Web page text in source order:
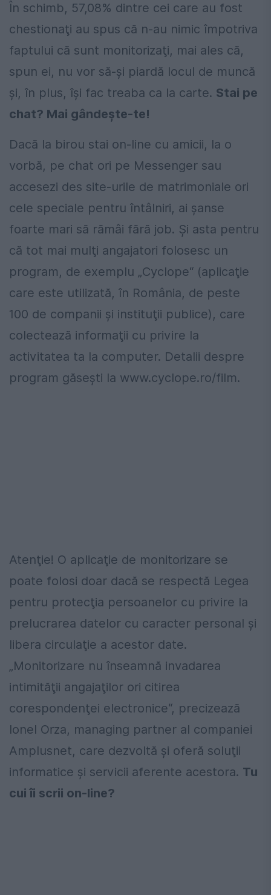
În schimb, 57,08% dintre cei care au fost
chestionaţi au spus că n-au nimic împotriva
faptului că sunt monitorizaţi, mai ales că,
spun ei, nu vor să-şi piardă locul de muncă
şi, în plus, îşi fac treaba ca la carte. Stai pe
chat? Mai gândeşte-te!
Dacă la birou stai on-line cu amicii, la o
vorbă, pe chat ori pe Messenger sau
accesezi des site-urile de matrimoniale ori
cele speciale pentru întâlniri, ai şanse
foarte mari să rămâi fără job. Şi asta pentru
că tot mai mulţi angajatori folosesc un
program, de exemplu „Cyclope“ (aplicaţie
care este utilizată, în România, de peste
100 de companii şi instituţii publice), care
colectează informaţii cu privire la
activitatea ta la computer. Detalii despre
program găseşti la www.cyclope.ro/film.
Atenţie! O aplicaţie de monitorizare se
poate folosi doar dacă se respectă Legea
pentru protecţia persoanelor cu privire la
prelucrarea datelor cu caracter personal şi
libera circulaţie a acestor date.
„Monitorizare nu înseamnă invadarea
intimităţii angajaţilor ori citirea
corespondenţei electronice“, precizează
Ionel Orza, managing partner al companiei
Amplusnet, care dezvoltă şi oferă soluţii
informatice şi servicii aferente acestora. Tu
cui îi scrii on-line?